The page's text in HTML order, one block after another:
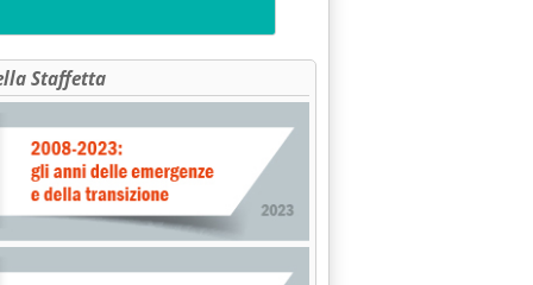
Staffetta